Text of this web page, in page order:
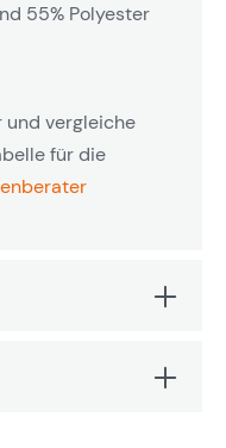
55% Polyester
und vergleiche
für die